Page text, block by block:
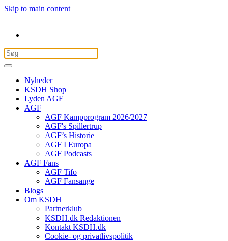
Skip to main content
Nyheder
KSDH Shop
Lyden AGF
AGF
AGF Kampprogram 2026/2027
AGF's Spillertrup
AGF’s Historie
AGF I Europa
AGF Podcasts
AGF Fans
AGF Tifo
AGF Fansange
Blogs
Om KSDH
Partnerklub
KSDH.dk Redaktionen
Kontakt KSDH.dk
Cookie- og privatlivspolitik